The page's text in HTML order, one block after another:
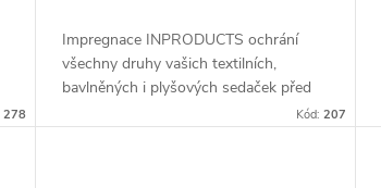
278
Impregnace INPRODUCTS ochrání
všechny druhy vašich textilních,
bavlněných i plyšových sedaček před
zašpiněním od jídel, sladkých nápojůKód: 207